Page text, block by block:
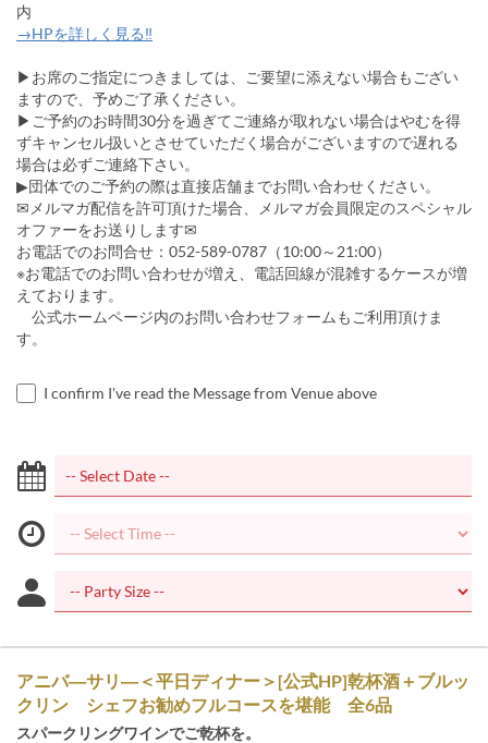
内
→HPを詳しく見る‼
▶お席のご指定につきましては、ご要望に添えない場合もござい
ますので、予めご了承ください。
▶ご予約のお時間30分を過ぎてご連絡が取れない場合はやむを得
ずキャンセル扱いとさせていただく場合がございますので遅れる
場合は必ずご連絡下さい。
▶団体でのご予約の際は直接店舗までお問い合わせください。
✉メルマガ配信を許可頂けた場合、メルマガ会員限定のスペシャル
オファーをお送りします✉
お電話でのお問合せ：052-589-0787（10:00～21:00）
※お電話でのお問い合わせが増え、電話回線が混雑するケースが増
えております。
公式ホームページ内のお問い合わせフォームもご利用頂けま
す。
I confirm I've read the Message from Venue above
アニバ―サリ―＜平日ディナー＞[公式HP]乾杯酒＋ブルッ
クリン シェフお勧めフルコースを堪能 全6品
スパークリングワインでご乾杯を。